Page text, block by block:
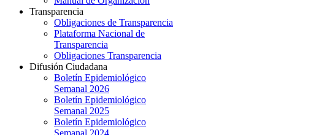
Transparencia
Obligaciones de Transparencia
Plataforma Nacional de
Transparencia
Obligaciones Transparencia
Difusión Ciudadana
Boletín Epidemiológico
Semanal 2026
Boletín Epidemiológico
Semanal 2025
Boletín Epidemiológico